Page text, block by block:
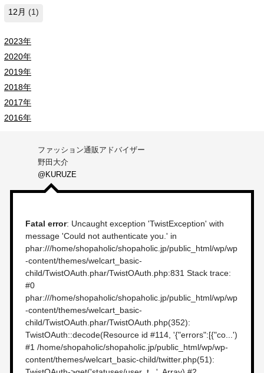
12月 (1)
2023年
2020年
2019年
2018年
2017年
2016年
ファッション通販アドバイザー
野田大介
@KURUZE
Fatal error: Uncaught exception 'TwistException' with
message 'Could not authenticate you.' in
phar:///home/shopaholic/shopaholic.jp/public_html/wp/wp
-content/themes/welcart_basic-
child/TwistOAuth.phar/TwistOAuth.php:831 Stack trace:
#0
phar:///home/shopaholic/shopaholic.jp/public_html/wp/wp
-content/themes/welcart_basic-
child/TwistOAuth.phar/TwistOAuth.php(352):
TwistOAuth::decode(Resource id #114, '{"errors":[{"co...')
#1 /home/shopaholic/shopaholic.jp/public_html/wp/wp-
content/themes/welcart_basic-child/twitter.php(51):